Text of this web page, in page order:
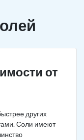
от
других
Соли имеют